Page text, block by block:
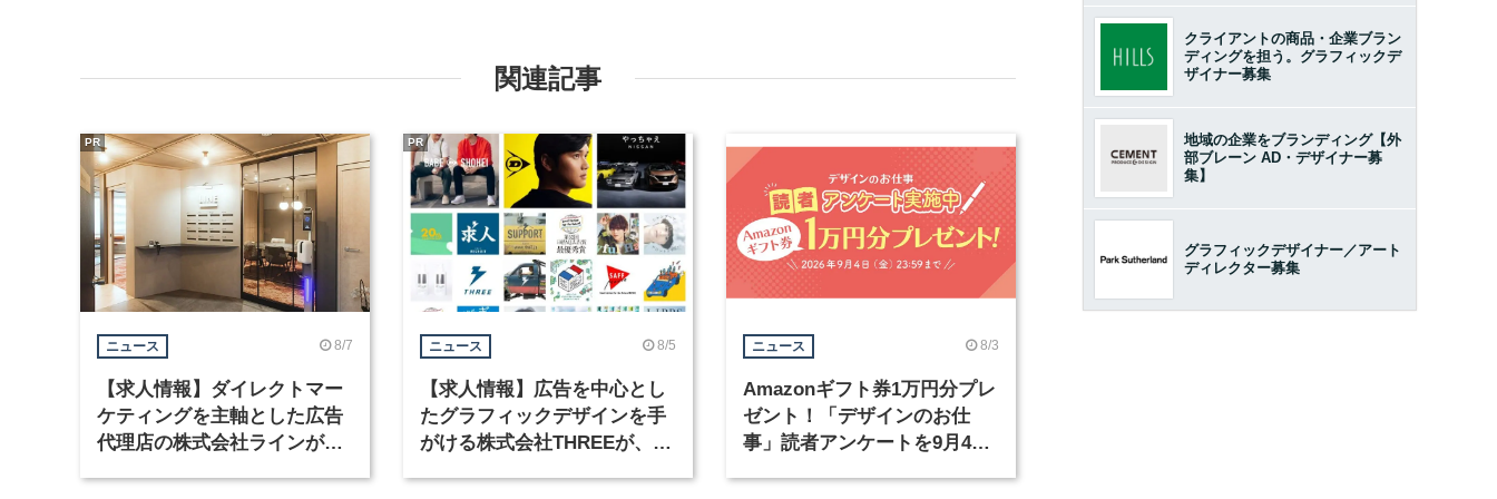
関連記事
ニュース 8/7
【求人情報】ダイレクトマー
ケティングを主軸とした広告
代理店の株式会社ラインが、
PR
ニュース 8/5
【求人情報】広告を中心とし
たグラフィックデザインを手
がける株式会社THREEが、グ
PR
ニュース 8/3
Amazonギフト券1万円分プレ
ゼント！「デザインのお仕
事」読者アンケートを9月4日
クライアントの商品・企業ブラン
ディングを担う。グラフィックデ
ザイナー募集
地域の企業をブランディング【外
部ブレーン AD・デザイナー募
集】
グラフィックデザイナー／アート
ディレクター募集